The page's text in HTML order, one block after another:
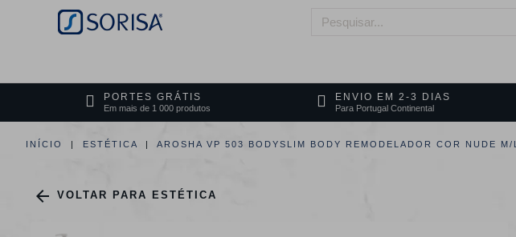
PORTES GRÁTIS
Em mais de 1 000 produtos
ENVIO EM 2-3 DIAS
Para Portugal Continental
INÍCIO ESTÉTICA AROSHA VP 503 BODYSLIM BODY REMODELADOR COR NUDE M/L
 VOLTAR PARA ESTÉTICA